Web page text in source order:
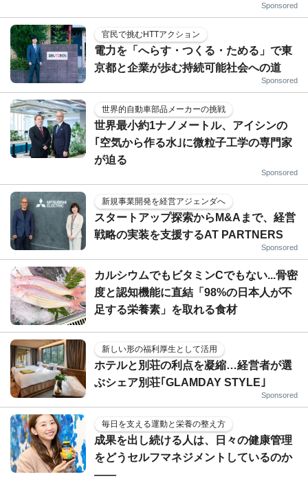
Sponsored
官民で挑むHTTアクション
電力を「へらす・つくる・ためる」で東
京都と企業が歩む持続可能社会への道
Sponsored
世界的自動車部品メーカーの挑戦
世界最小約1ナノメートル、アイシンの
｢空気から作る水｣に微粒子工学の専門家
が迫る
Sponsored
新規事業開発を経営アジェンダへ
スタートアップ探索からM&Aまで、経営
戦略の実装を支援するAT PARTNERS
Sponsored
カルシウムでもビタミンCでもない...骨密
度と認知機能に直結「98%の日本人が不
足する栄養素」を取れる食材
新しい形の福利厚生として活用
ホテルと別荘の利点を凝縮…経営者が選
ぶシェア別荘｢GLAMDAY STYLE｣
Sponsored
毎日を支える運動と栄養の整え方
成果を出し続ける人は、日々の健康管理
をどうセルフマネジメントしているのか
——